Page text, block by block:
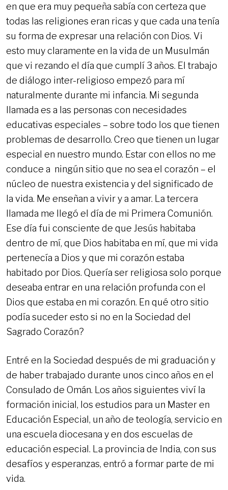
en que era muy pequeña sabía con certeza que
todas las religiones eran ricas y que cada una tenía
su forma de expresar una relación con Dios. Vi
esto muy claramente en la vida de un Musulmán
que vi rezando el día que cumplí 3 años. El trabajo
de diálogo inter-religioso empezó para mí
naturalmente durante mi infancia. Mi segunda
llamada es a las personas con necesidades
educativas especiales – sobre todo los que tienen
problemas de desarrollo. Creo que tienen un lugar
especial en nuestro mundo. Estar con ellos no me
conduce a ningún sitio que no sea el corazón – el
núcleo de nuestra existencia y del significado de
la vida. Me enseñan a vivir y a amar. La tercera
llamada me llegó el día de mi Primera Comunión.
Ese día fui consciente de que Jesús habitaba
dentro de mí, que Dios habitaba en mí, que mi vida
pertenecía a Dios y que mi corazón estaba
habitado por Dios. Quería ser religiosa solo porque
deseaba entrar en una relación profunda con el
Dios que estaba en mi corazón. En qué otro sitio
podía suceder esto si no en la Sociedad del
Sagrado Corazón?
Entré en la Sociedad después de mi graduación y
de haber trabajado durante unos cinco años en el
Consulado de Omán. Los años siguientes viví la
formación inicial, los estudios para un Master en
Educación Especial, un año de teología, servicio en
una escuela diocesana y en dos escuelas de
educación especial. La provincia de India, con sus
desafíos y esperanzas, entró a formar parte de mi
vida.